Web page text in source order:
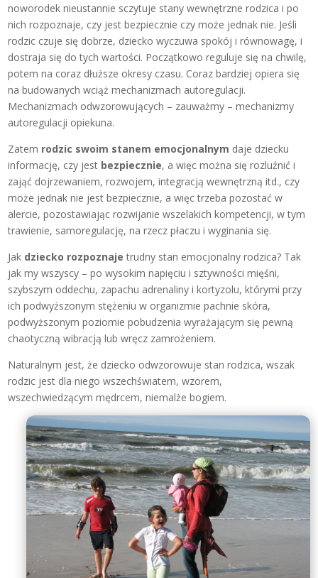
noworodek nieustannie sczytuje stany wewnętrzne rodzica i po
nich rozpoznaje, czy jest bezpiecznie czy może jednak nie. Jeśli
rodzic czuje się dobrze, dziecko wyczuwa spokój i równowagę, i
dostraja się do tych wartości. Początkowo reguluje się na chwilę,
potem na coraz dłuższe okresy czasu. Coraz bardziej opiera się
na budowanych wciąż mechanizmach autoregulacji.
Mechanizmach odwzorowujących – zauważmy – mechanizmy
autoregulacji opiekuna.
Zatem rodzic swoim stanem emocjonalnym daje dziecku
informację, czy jest bezpiecznie, a więc można się rozluźnić i
zająć dojrzewaniem, rozwojem, integracją wewnętrzną itd., czy
może jednak nie jest bezpiecznie, a więc trzeba pozostać w
alercie, pozostawiając rozwijanie wszelakich kompetencji, w tym
trawienie, samoregulację, na rzecz płaczu i wyginania się.
Jak dziecko rozpoznaje trudny stan emocjonalny rodzica? Tak
jak my wszyscy – po wysokim napięciu i sztywności mięśni,
szybszym oddechu, zapachu adrenaliny i kortyzolu, którymi przy
ich podwyższonym stężeniu w organizmie pachnie skóra,
podwyższonym poziomie pobudzenia wyrażającym się pewną
chaotyczną wibracją lub wręcz zamrożeniem.
Naturalnym jest, że dziecko odwzorowuje stan rodzica, wszak
rodzic jest dla niego wszechświatem, wzorem,
wszechwiedzącym mędrcem, niemalże bogiem.